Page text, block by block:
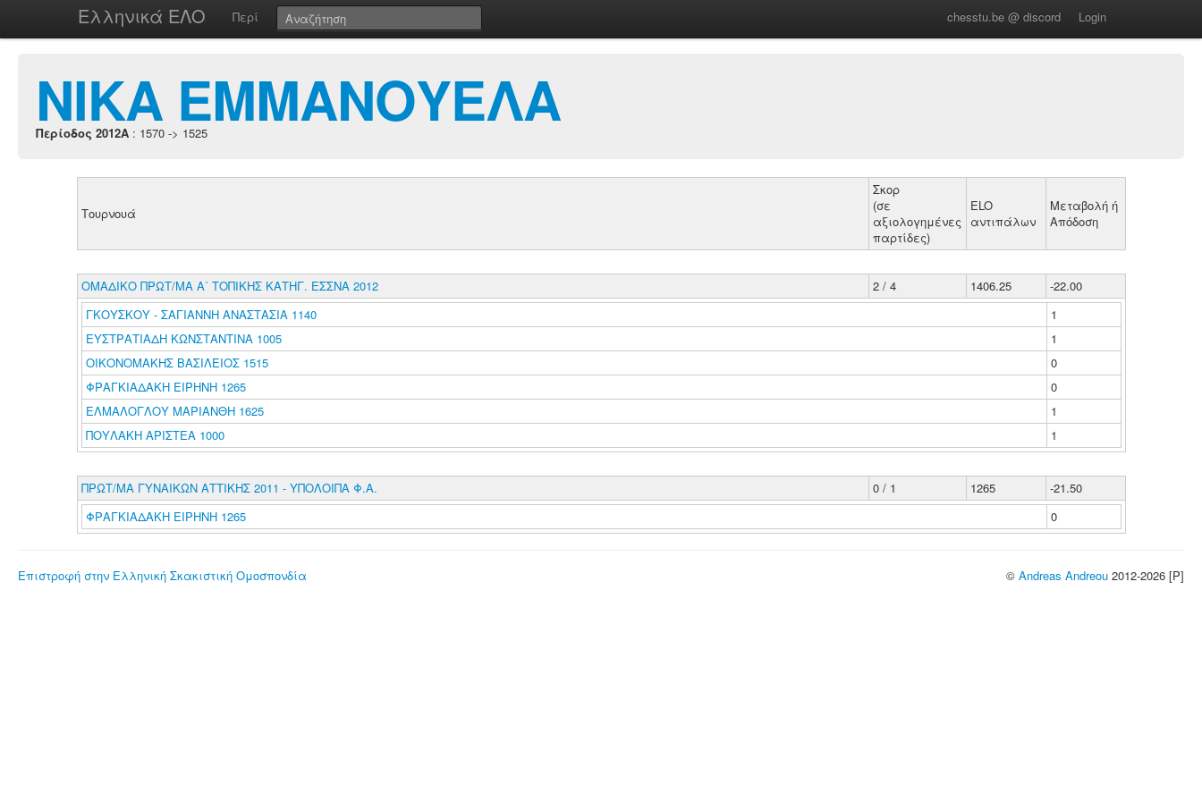
Ελληνικά ΕΛΟ Περί chesstu.be @ discord Login
ΝΙΚΑ ΕΜΜΑΝΟΥΕΛΑ
Περίοδος 2012A : 1570 -> 1525
Τουρνουά
Σκορ
(σε
αξιολογημένες
παρτίδες)
ELO
αντιπάλων
Μεταβολή ή
Απόδοση
ΟΜΑΔΙΚΟ ΠΡΩΤ/ΜΑ Α΄ ΤΟΠΙΚΗΣ ΚΑΤΗΓ. ΕΣΣΝΑ 2012 2 / 4 1406.25
-22.00
ΓΚΟΥΣΚΟΥ - ΣΑΓΙΑΝΝΗ ΑΝΑΣΤΑΣΙΑ 1140
1
ΕΥΣΤΡΑΤΙΑΔΗ ΚΩΝΣΤΑΝΤΙΝΑ 1005
1
ΟΙΚΟΝΟΜΑΚΗΣ ΒΑΣΙΛΕΙΟΣ 1515
0
ΦΡΑΓΚΙΑΔΑΚΗ ΕΙΡΗΝΗ 1265
0
ΕΛΜΑΛΟΓΛΟΥ ΜΑΡΙΑΝΘΗ 1625
1
ΠΟΥΛΑΚΗ ΑΡΙΣΤΕΑ 1000
1
ΠΡΩΤ/ΜΑ ΓΥΝΑΙΚΩΝ ΑΤΤΙΚΗΣ 2011 - ΥΠΟΛΟΙΠΑ Φ.Α. 0 / 1 1265
-21.50
ΦΡΑΓΚΙΑΔΑΚΗ ΕΙΡΗΝΗ 1265
0
Επιστροφή στην Ελληνική Σκακιστική Ομοσπονδία © Andreas Andreou 2012-2026 [P]